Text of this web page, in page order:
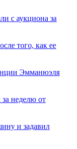
с аукциона за
того, как ее
Эмманюэля
неделю от
и задавил